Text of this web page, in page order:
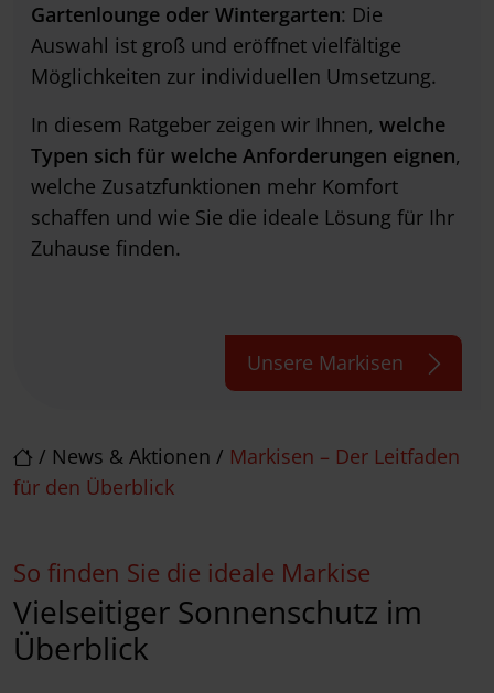
/ News & Aktionen / Markisen – Der Leitfaden
für den Überblick
Gartenlounge oder Wintergarten: Die
Auswahl ist groß und eröffnet vielfältige
Möglichkeiten zur individuellen Umsetzung.
In diesem Ratgeber zeigen wir Ihnen, welche
Typen sich für welche Anforderungen eignen,
welche Zusatzfunktionen mehr Komfort
schaffen und wie Sie die ideale Lösung für Ihr
Zuhause finden.
Unsere Markisen
So finden Sie die ideale Markise
Vielseitiger Sonnenschutz im
Überblick